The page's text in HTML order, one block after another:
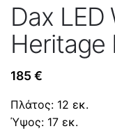
Dax LED
Heritage
185 €
Πλάτος: 12 εκ.
Ύψος: 17 εκ.